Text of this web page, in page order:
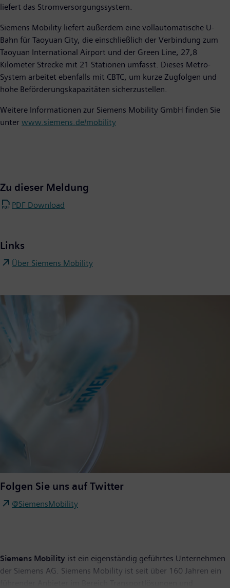
liefert das Stromversorgungssystem.
Siemens Mobility liefert außerdem eine vollautomatische U-
Bahn für Taoyuan City, die einschließlich der Verbindung zum
Taoyuan International Airport und der Green Line, 27,8
Kilometer Strecke mit 21 Stationen umfasst. Dieses Metro-
System arbeitet ebenfalls mit CBTC, um kurze Zugfolgen und
hohe Beförderungskapazitäten sicherzustellen.
Weitere Informationen zur Siemens Mobility GmbH finden Sie
unter www.siemens.de/mobility
Zu dieser Meldung
PDF Download
Links
Über Siemens Mobility
Folgen Sie uns auf Twitter
@SiemensMobility
Siemens Mobility ist ein eigenständig geführtes Unternehmen
der Siemens AG. Siemens Mobility ist seit über 160 Jahren ein